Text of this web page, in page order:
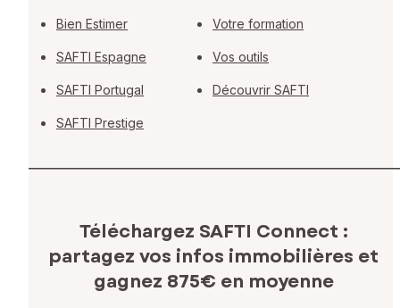
Bien Estimer
SAFTI Espagne
SAFTI Portugal
SAFTI Prestige
Votre formation
Vos outils
Découvrir SAFTI
Téléchargez SAFTI Connect :
partagez vos infos immobilières et
gagnez 875€ en moyenne